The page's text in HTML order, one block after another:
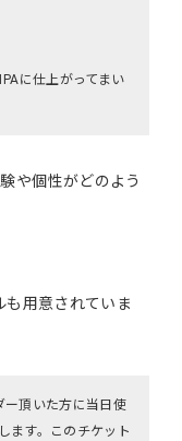
に仕上がってまい
や個性がどのよう
も用意されていま
ー頂いた方に当日使
ます。このチケット